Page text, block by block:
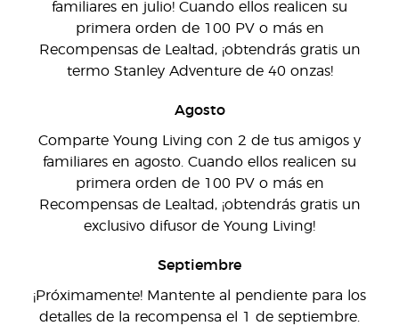
familiares en julio! Cuando ellos realicen su
primera orden de 100 PV o más en
Recompensas de Lealtad, ¡obtendrás gratis un
termo Stanley Adventure de 40 onzas!
Agosto
Comparte Young Living con 2 de tus amigos y
familiares en agosto. Cuando ellos realicen su
primera orden de 100 PV o más en
Recompensas de Lealtad, ¡obtendrás gratis un
exclusivo difusor de Young Living!
Septiembre
¡Próximamente! Mantente al pendiente para los
detalles de la recompensa el 1 de septiembre.